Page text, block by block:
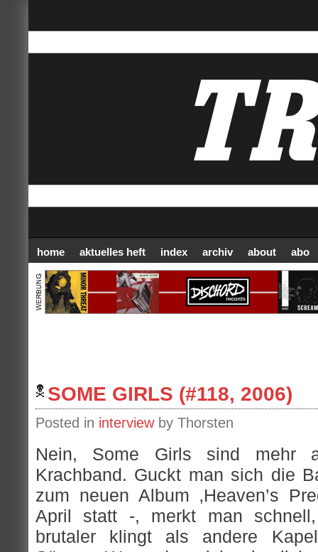
home aktuelles heft index archiv about abo
SOME GIRLS (#118, 2006)
Posted in interviewby Thorsten
Nein, Some Girls sind mehr
Krachband. Guckt man sich die
zum neuen Album ‚Heaven’s
April statt -, merkt man
brutaler klingt als andere